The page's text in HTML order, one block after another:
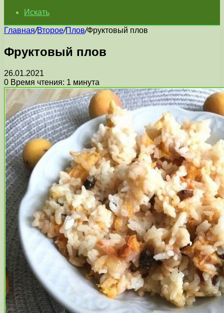
Искать
Главная/Второе/Плов/Фруктовый плов
Фруктовый плов
26.01.2021
0 Время чтения: 1 минута